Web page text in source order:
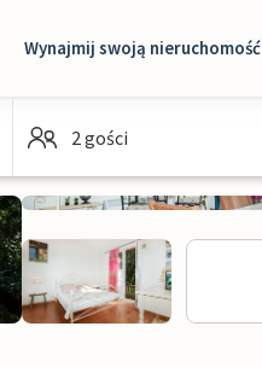
Wynajmij swoją nieruchomość
2 gości